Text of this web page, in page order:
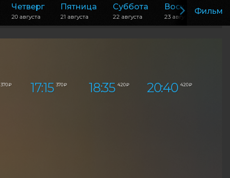
Четверг
20 августа
Пятница
21 августа
Суббота
22 августа
Воскресенье
23 августа
Фильм
370 ₽ 17:15 370 ₽ 18:35 420 ₽ 20:40 420 ₽